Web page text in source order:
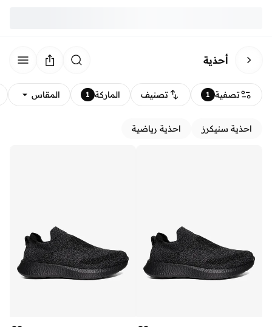
أحذية
تصفية 1 تصنيف الماركة 1 المقاس
احذية سنيكرز احذية رياضية